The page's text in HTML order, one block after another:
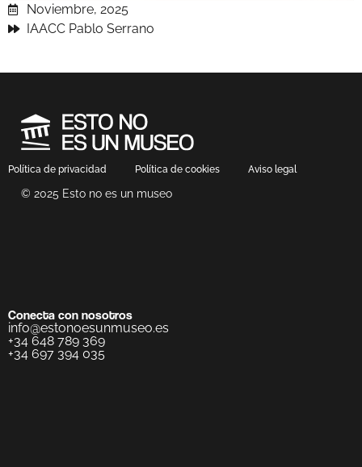
Noviembre, 2025
IAACC Pablo Serrano
Política de privacidad Política de cookies Aviso legal
© 2025 Esto no es un museo
Conecta con nosotros
info@estonoesunmuseo.es
+34 648 789 369
+34 697 394 035